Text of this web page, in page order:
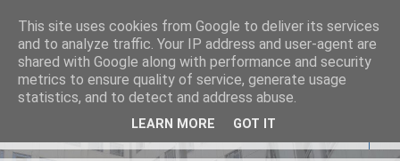
Σύλλογος Υπαλλήλων
Ελεγκτικού Συνεδρίου
This site uses cookies from Google to deliver its services
and to analyze traffic. Your IP address and user-agent are
shared with Google along with performance and security
metrics to ensure quality of service, generate usage
statistics, and to detect and address abuse.
LEARN MORE GOT IT